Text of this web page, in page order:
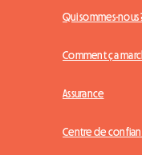
Qui sommes-nous
Comment ça
Assurance
Centre de